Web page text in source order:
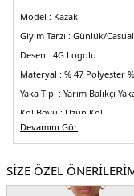
Model : Kazak
Giyim Tarzı : Günlük/Casual
Desen : 4G Logolu
Materyal : % 47 Polyester
Yaka Tipi : Yarım Balıkçı
Kol Boyu : Uzun Kol
Kalıp Bilgisi :Slim Fit
Menşei :Çin
5DK2W5BR24Z3JD2F0YU.69
Devamını Gör
SİZE ÖZEL